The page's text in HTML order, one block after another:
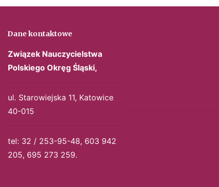
Dane kontaktowe
Związek Nauczycielstwa
Polskiego Okręg Śląski,
ul. Starowiejska 11, Katowice
40-015
tel: 32 / 253-95-48, 603 942
205, 695 273 259.